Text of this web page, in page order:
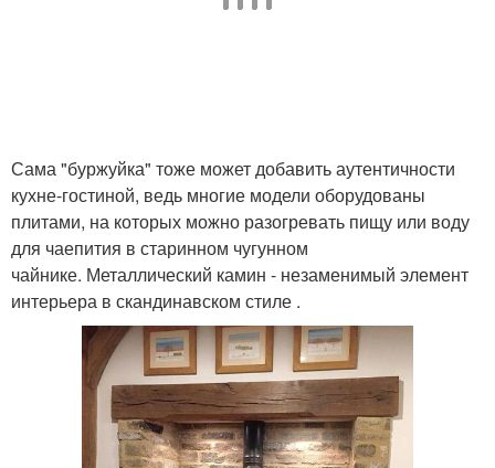
Сама "буржуйка" тоже может добавить аутентичности
кухне-гостиной, ведь многие модели оборудованы
плитами, на которых можно разогревать пищу или воду
для чаепития в старинном чугунном
чайнике. Металлический камин - незаменимый элемент
интерьера в скандинавском стиле .